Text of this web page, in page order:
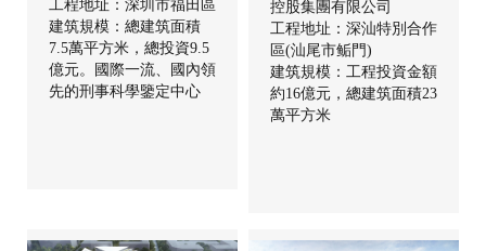
工程地址：深圳市福田區
建筑規模：總建筑面積
7.5萬平方米，總投資9.5
億元。國際一流、國內領
先的刑事科學鑒定中心
控股集團有限公司
工程地址：深汕特別合作
區(汕尾市鲘門)
建筑規模：工程投資金額
約16億元，總建筑面積23
萬平方米